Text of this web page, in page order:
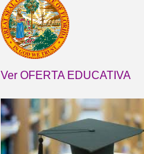
Ver OFERTA EDUCATIVA